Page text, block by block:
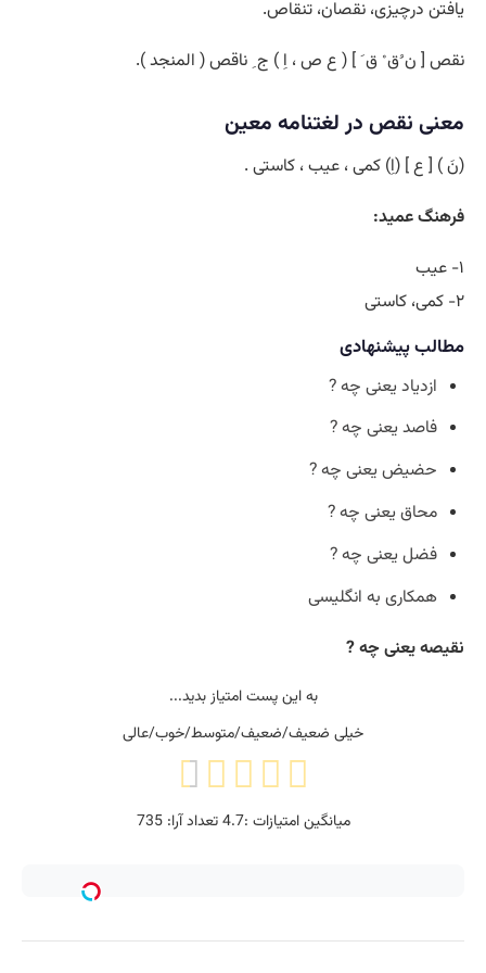
یافتن درچیزی، نقصان، تنقاص.
نقص [ ن ُق ْ ق َ ] ( ع ص ، اِ ) ج ِ ناقص ( المنجد ).
معنی نقص در لغتنامه معین
(نَ ) [ ع ] (اِ) کمی ، عیب ، کاستی .
فرهنگ عمید:
۱- عیب
۲- کمی، کاستی
مطالب پیشنهادی
ازدیاد یعنی چه ?
فاصد یعنی چه ?
حضیض یعنی چه ?
محاق یعنی چه ?
فضل یعنی چه ?
همکاری به انگلیسی
نقیصه یعنی چه ?
به این پست امتیاز بدید...
خیلی ضعیف/ضعیف/متوسط/خوب/عالی
میانگین امتیازات :4.7تعداد آرا:735